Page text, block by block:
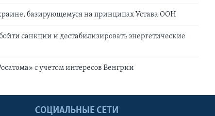
базирующемуся на принципах Устава ООН
санкции и дестабилизировать энергетические
с учетом интересов Венгрии
СОЦИАЛЬНЫЕ СЕТИ